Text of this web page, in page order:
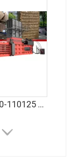
HBA-200-110125 古紙、段ボール、プラスチック、繊維の梱包用横型ベーラー - 販売用